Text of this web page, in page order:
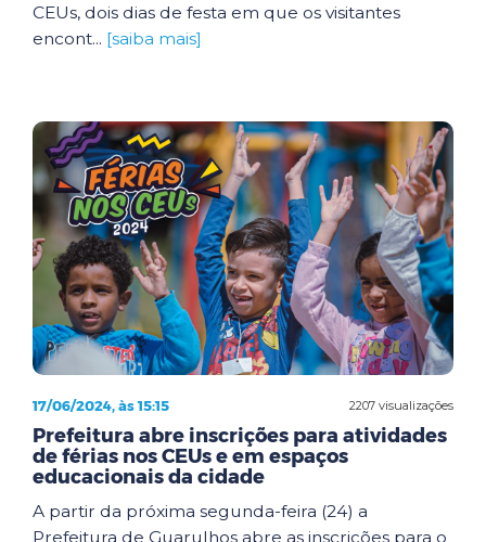
CEUs, dois dias de festa em que os visitantes
encont... [saiba mais]
2207 visualizações
17/06/2024, às 15:15
Prefeitura abre inscrições para atividades
de férias nos CEUs e em espaços
educacionais da cidade
A partir da próxima segunda-feira (24) a
Prefeitura de Guarulhos abre as inscrições para o